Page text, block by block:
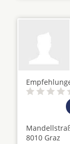
8010 Graz